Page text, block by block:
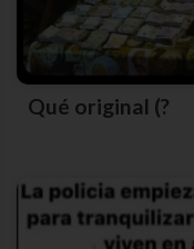
Qué original (?